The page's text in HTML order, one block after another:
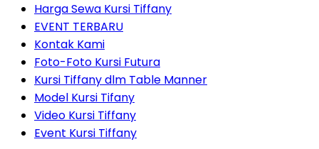
Harga Sewa Kursi Tiffany
EVENT TERBARU
Kontak Kami
Foto-Foto Kursi Futura
Kursi Tiffany dlm Table Manner
Model Kursi Tifany
Video Kursi Tiffany
Event Kursi Tiffany